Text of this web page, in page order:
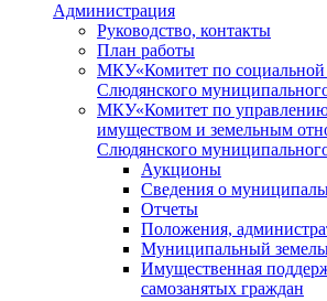
Администрация
Руководство, контакты
План работы
МКУ«Комитет по социальной
Слюдянского
МКУ«Комитет по
имуществом и земельным
Слюдянского
Аукционы
Сведения о
Отчеты
Положения,
Муниципальный
Имущественная
самозанятых граждан